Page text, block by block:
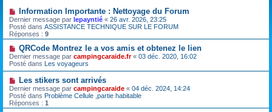
Information Importante : Nettoyage du Forum
Dernier message par lepayntié « 26 avr. 2026, 23:25
Posté dans ASSISTANCE TECHNIQUE SUR LE FORUM
Réponses : 9
QRCode Montrez le a vos amis et obtenez le lien
Dernier message par campingcaraide.fr« 03 déc. 2020, 16:02
Posté dans Les voyageurs
Les stikers sont arrivés
Dernier message par campingcaraide « 04 déc. 2024, 14:24
Posté dans Problème Cellule ,partie habitable
Réponses : 1